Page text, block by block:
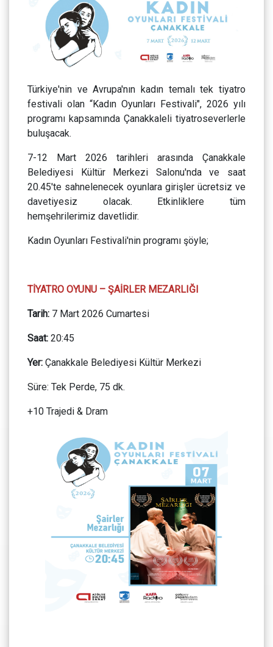
Türkiye'nin ve Avrupa'nın kadın temalı tek tiyatro
festivali olan “Kadın Oyunları Festivali", 2026 yılı
programı kapsamında Çanakkaleli tiyatroseverlerle
buluşacak.
7-12 Mart 2026 tarihleri arasında Çanakkale
Belediyesi Kültür Merkezi Salonu'nda ve saat
20.45'te sahnelenecek oyunlara girişler ücretsiz ve
davetiyesiz olacak. Etkinliklere tüm
hemşehrilerimiz davetlidir.
Kadın Oyunları Festivali'nin programı şöyle;
TİYATRO OYUNU – ŞAİRLER MEZARLIĞI
Tarih: 7 Mart 2026 Cumartesi
Saat: 20:45
Yer: Çanakkale Belediyesi Kültür Merkezi
Süre: Tek Perde, 75 dk.
+10 Trajedi & Dram